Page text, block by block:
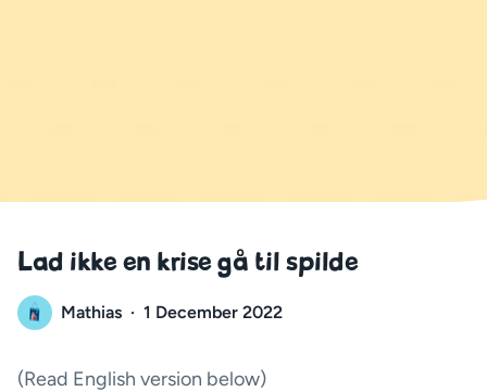
Lad ikke en krise gå til spilde
Mathias · 1 December 2022
(Read English version below)